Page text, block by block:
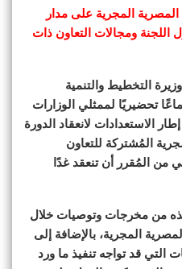
المصرية المجرية على مدار
اللجنة ومجالات التعاون ذات
التخطيط والتنمية
تحضيريًا لممثلي الوزارات
الاستعدادات لانعقاد الدورة
المُشتركة للتعاون
من المُقرر أن تنعقد غدًا
من مخرجات وتوصيات خلال
المجرية، بالإضافة إلى
التي قد تواجه تنفيذ ما ورد